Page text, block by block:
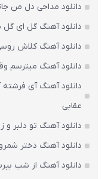
دانلود مداحی دل من
دانلود آهنگ گل ای گل
دانلود آهنگ کلاش روسی پستو
دانلود آهنگ میترسم
دانلود آهنگ آی
عقابی
دانلود آهنگ تو دلبر و
دانلود آهنگ دختر
دانلود آهنگ از شب